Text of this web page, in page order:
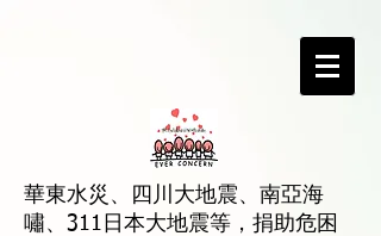
華東水災、四川大地震、南亞海
嘯、311日本大地震等，捐助危困